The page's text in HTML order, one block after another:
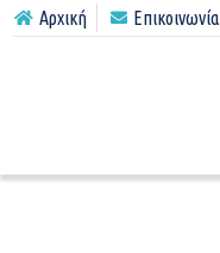
Αρχική Επικοινωνία